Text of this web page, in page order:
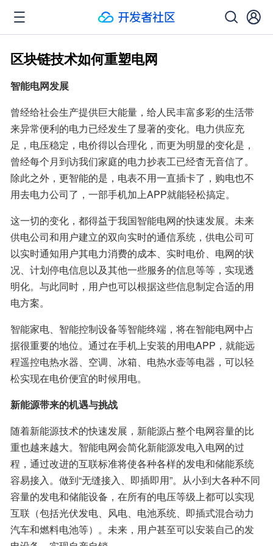
区块链技术如何重塑电网
智能电网发展
曾经给社会生产提供巨大能量，给人民丰富多彩的生活带
来异常便利的电力已经发生了显著的变化。电力供应充
足，电压稳定，电价得以合理化，而更为明显的变化是，
曾经每个月到访我们家庭的电力抄表工已经杳无音信了。
除此之外，更智能的是，电表不用一直插卡了，购电也不
用去电力公司了，一部手机加上APP就能轻松搞定。
这一切的变化，都得益于我国智能电网的快速发展。未来
供电公司和用户建立的双向实时的通信系统，供电公司可
以实时通知用户其电力消费的成本、实时电价、电网的状
况、计划停电信息以及其他一些服务的信息等等，实现透
明化。与此同时，用户也可以根据这些信息制定合适的用
电方案。
智能家电、智能控制设备等智能终端，将在智能电网中占
据很重要的地位。通过在手机上安装的用电APP，就能远
程遥控电热水器、空调、冰箱、电热水壶等电器，可以轻
松实现在电价便宜的时候用电。
新能源带来的机遇与挑战
随着新能源技术的快速发展，新能源占整个电网容量的比
重也越来越大。智能电网会简化新能源发电入电网的过
程，通过改进的互联标准将使各种各样的发电和储能系统
容易接入。做到“无缝接入、即插即用”。从小到大各种不同
容量的发电和储能设备，在所有的电压等级上都可以实现
互联（包括光伏发电、风电、电池系统、即插式混合动力
汽车和燃料电池等）。未来，用户甚至可以安装自己的发